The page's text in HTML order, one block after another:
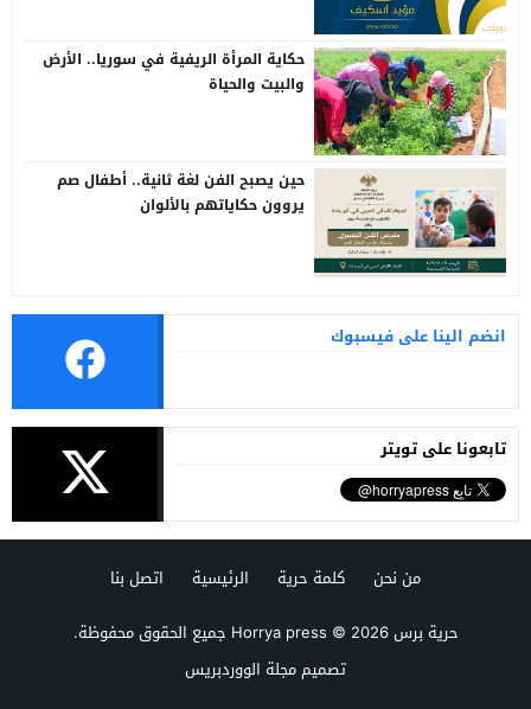
حكاية المرأة الريفية في سوريا.. الأرض
والبيت والحياة
حين يصبح الفن لغة ثانية.. أطفال صم
يروون حكاياتهم بالألوان
انضم الينا على فيسبوك
تابعونا على تويتر
من نحن كلمة حرية الرئيسية
اتصل بنا
حرية برس Horrya press© 2026 جميع الحقوق محفوظة.
تصميممجلة الووردبريس